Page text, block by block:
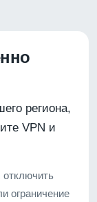
региона,
VPN и
отключить
ограничение